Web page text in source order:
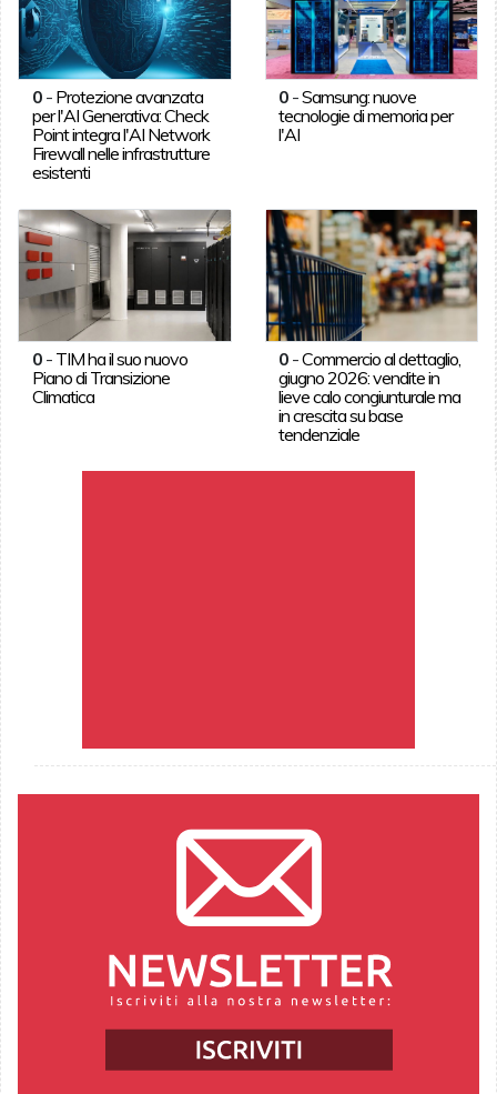
0- Protezione avanzata
per l'AI Generativa: Check
Point integra l'AI Network
Firewall nelle infrastrutture
esistenti
0 -Samsung: nuove
tecnologie di memoria per
l'AI
0- TIM ha il suo nuovo
Piano di Transizione
Climatica
0 -Commercio al dettaglio,
giugno 2026: vendite in
lieve calo congiunturale ma
in crescita su base
tendenziale